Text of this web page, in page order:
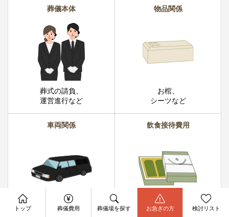
葬儀本体
葬式の請負、
運営進行など
物品関係
お棺、
シーツなど
車両関係
寝台車など
飲食接待費用
料理、
トップ 葬儀費用 葬儀場を探す お急ぎの方 検討リスト
資料請求
お問合せ
今すぐ電話相談